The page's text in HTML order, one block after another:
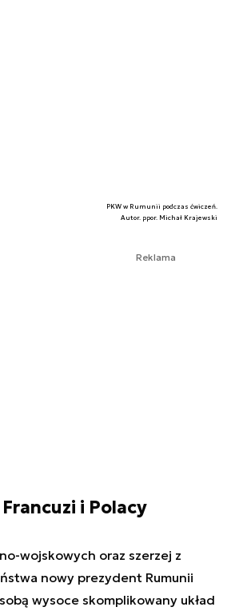
PKW w Rumunii podczas ćwiczeń.
Autor. ppor. Michał Krajewski
Reklama
i Polacy
wojskowych oraz szerzej z
nowy prezydent Rumunii
wysoce skomplikowany układ